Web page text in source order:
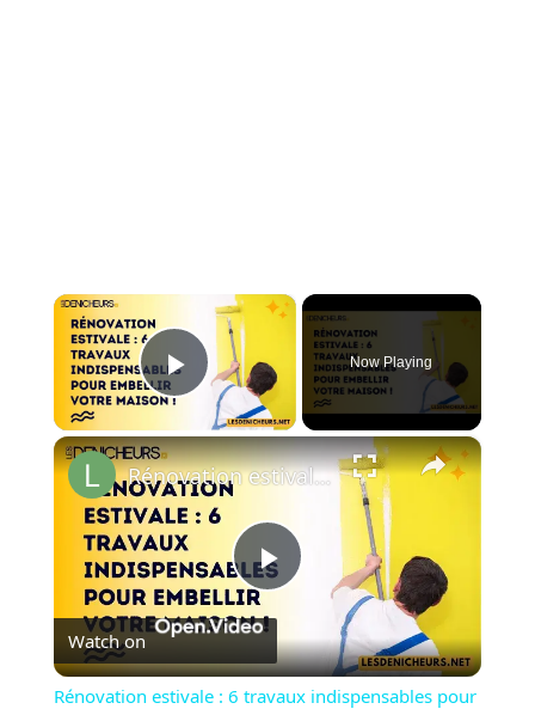
×
Play Video
Now Playing
×
Play
Video
Rénovation estivale : 6 travaux indispensables pour embellir votre maison !
Watch on
Rénovation estivale : 6 travaux indispensables pour